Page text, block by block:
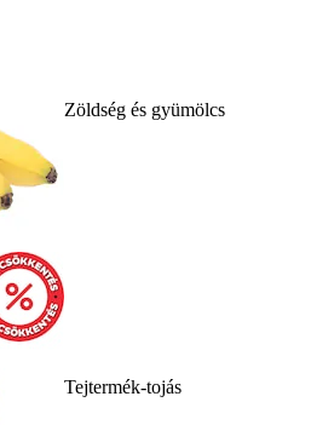
Zöldség és gyümölcs
Tejtermék-tojás